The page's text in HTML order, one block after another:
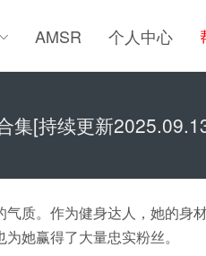
AMSR 个人中心
集[持续更新
质。作为健身达人，她的
她赢得了大量忠实粉丝。